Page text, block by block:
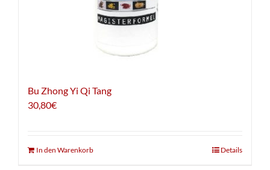
Bu Zhong Yi Qi Tang
30,80€
In den Warenkorb Details